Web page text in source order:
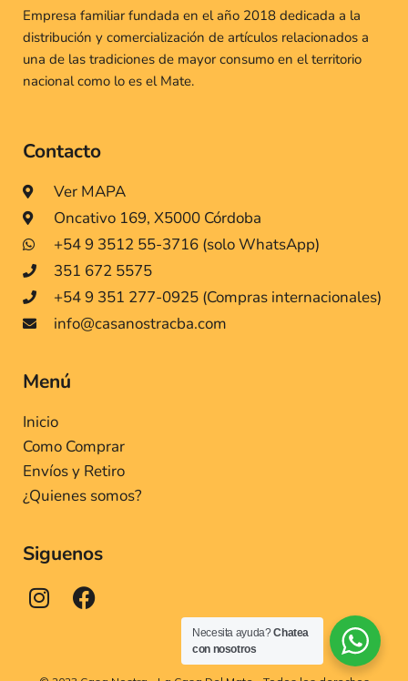
Empresa familiar fundada en el año 2018 dedicada a la
distribución y comercialización de artículos relacionados a
una de las tradiciones de mayor consumo en el territorio
nacional como lo es el Mate.
Contacto
Ver MAPA
Oncativo 169, X5000 Córdoba
+54 9 3512 55-3716 (solo WhatsApp)
351 672 5575
+54 9 351 277-0925 (Compras internacionales)
info@casanostracba.com
Menú
Inicio
Como Comprar
Envíos y Retiro
¿Quienes somos?
Siguenos
Necesita ayuda?Chatea
con nosotros